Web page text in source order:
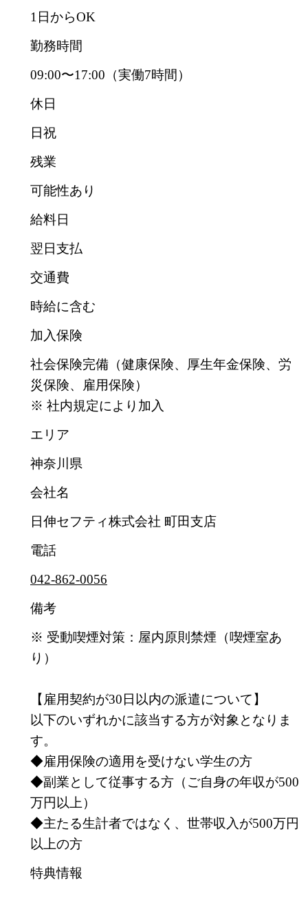
1日からOK
勤務時間
09:00〜17:00（実働7時間）
休日
日祝
残業
可能性あり
給料日
翌日支払
交通費
時給に含む
加入保険
社会保険完備（健康保険、厚生年金保険、労
災保険、雇用保険）
※ 社内規定により加入
エリア
神奈川県
会社名
日伸セフティ株式会社 町田支店
電話
042-862-0056
備考
※ 受動喫煙対策：屋内原則禁煙（喫煙室あ
り）
【雇用契約が30日以内の派遣について】
以下のいずれかに該当する方が対象となりま
す。
◆雇用保険の適用を受けない学生の方
◆副業として従事する方（ご自身の年収が500
万円以上）
◆主たる生計者ではなく、世帯収入が500万円
以上の方
特典情報